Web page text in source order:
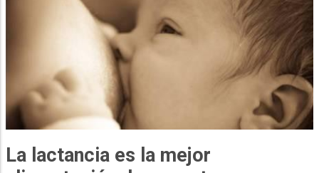
La lactancia es la mejor